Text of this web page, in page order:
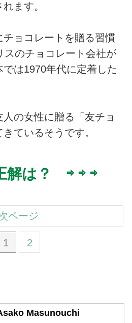
ます。
ョコレートを贈る習慣
スのチョコレート会社が
は1970年代に定着した
の女性に贈る「友チョ
ているそうです。
解は？ ⇨ ⇨ ⇨
1 2
ページ
Masunouchi